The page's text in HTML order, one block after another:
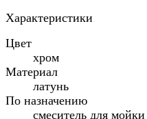
Характеристики
Цвет
хром
Материал
латунь
По назначению
смеситель для мойки